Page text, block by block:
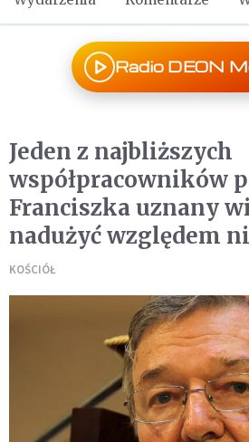
Radio DEON
Jeden z najbliższych
współpracowników
Franciszka uznany
nadużyć względem
KOŚCIÓŁ